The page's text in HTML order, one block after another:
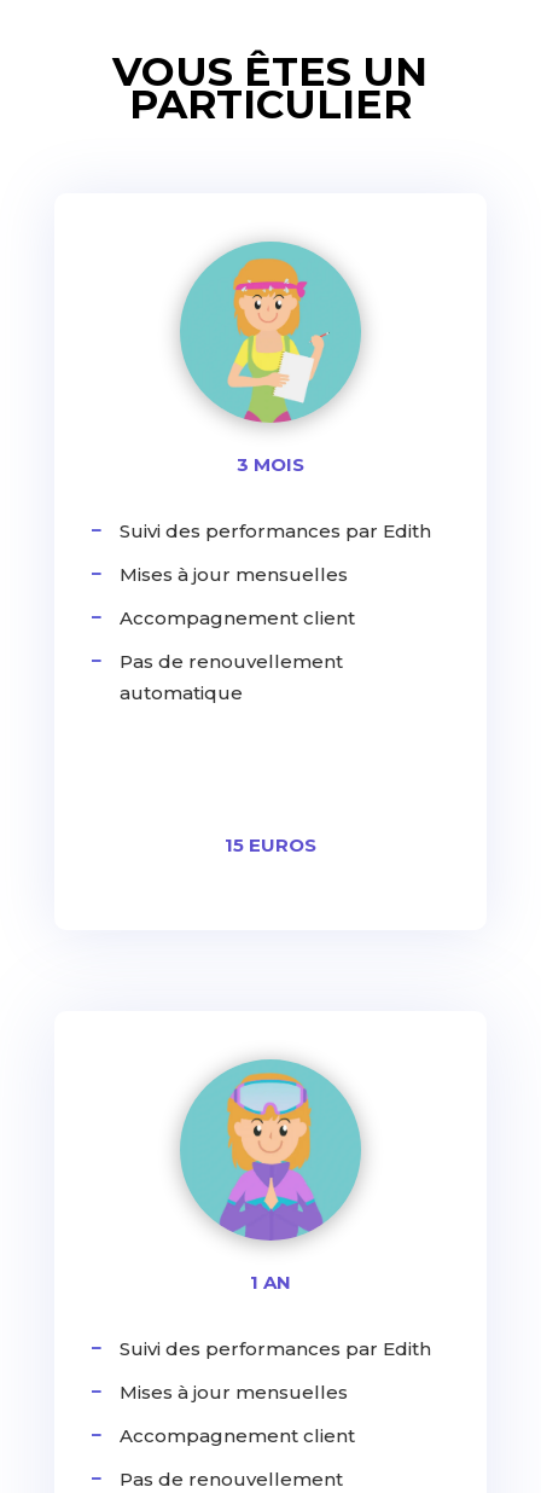
VOUS ÊTES UN
PARTICULIER
3 MOIS
Suivi des performances par Edith
Mises à jour mensuelles
Accompagnement client
Pas de renouvellement
automatique
15 EUROS
1 AN
Suivi des performances par Edith
Mises à jour mensuelles
Accompagnement client
Pas de renouvellement